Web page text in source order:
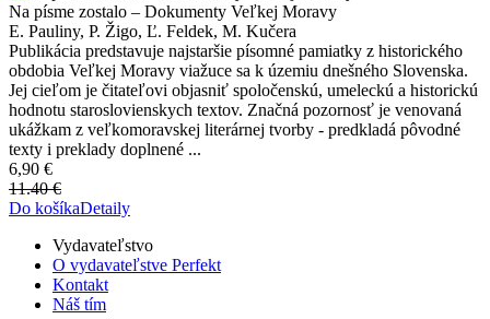
Na písme zostalo – Dokumenty Veľkej Moravy
E. Pauliny, P. Žigo, Ľ. Feldek, M. Kučera
Publikácia predstavuje najstaršie písomné pamiatky z historického
obdobia Veľkej Moravy viažuce sa k územiu dnešného Slovenska.
Jej cieľom je čitateľovi objasniť spoločenskú, umeleckú a historickú
hodnotu staroslovienskych textov. Značná pozornosť je venovaná
ukážkam z veľkomoravskej literárnej tvorby - predkladá pôvodné
texty i preklady doplnené ...
6,90 €
11.40 €
Do košíkaDetaily
Vydavateľstvo
O vydavateľstve Perfekt
Kontakt
Náš tím